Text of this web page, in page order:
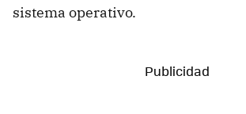
sistema operativo.